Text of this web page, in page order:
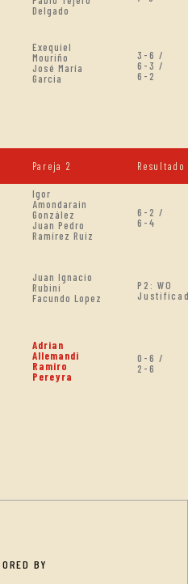
Delgado
Exequiel
Mouriño
José María
Garcia
3-6 /
6-3 /
6-2
Pareja 2 Resultado
Igor
Amondarain
González
Juan Pedro
Ramírez Ruiz
6-2 /
6-4
Juan Ignacio
Rubini
Facundo Lopez
P2: WO
Adrian
Allemandi
Ramiro
Pereyra
0-6 /
2-6
BY